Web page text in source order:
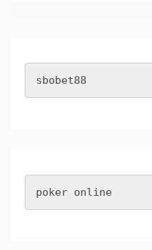
sbobet88
poker online